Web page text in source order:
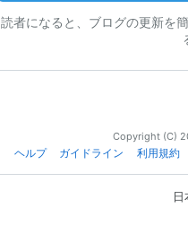
読者になると、ブログの更新を
Copyright (C)
ヘルプ
ガイドライン 利用規約
日